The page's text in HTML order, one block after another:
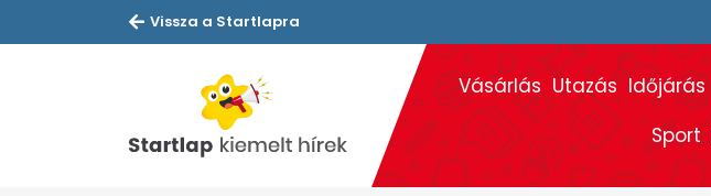
Vissza a Startlapra
Vásárlás Utazás Időjárás
Sport